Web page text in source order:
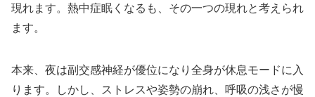
現れます。熱中症眠くなるも、その一つの現れと考えられ
ます。
本来、夜は副交感神経が優位になり全身が休息モードに入
ります。しかし、ストレスや姿勢の崩れ、呼吸の浅さが慢